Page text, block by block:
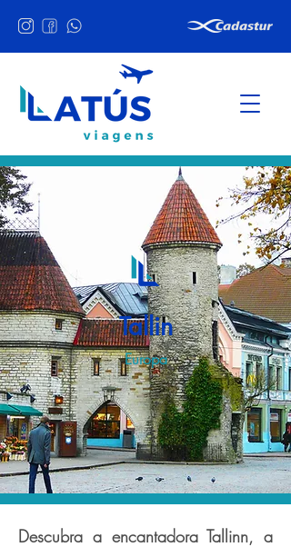
Tallin
Europa
Descubra a encantadora Tallinn, a